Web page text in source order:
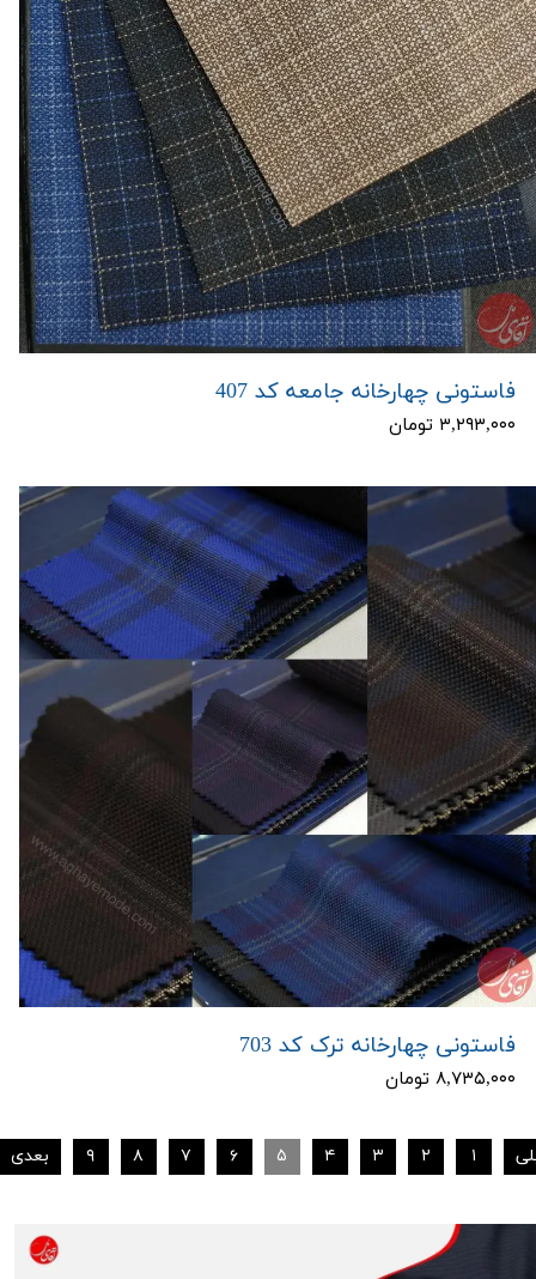
فاستونی چهارخانه جامعه کد 407
۳,۲۹۳,۰۰۰ تومان
فاستونی چهارخانه ترک کد 703
۸,۷۳۵,۰۰۰ تومان
۱ ۲ ۳ ۴ ۵ ۶ ۷ ۸ ۹ بعدی